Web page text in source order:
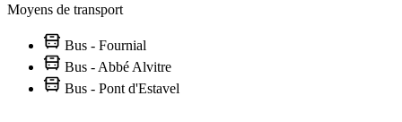
Moyens de transport
Bus - Fournial
Bus - Abbé Alvitre
Bus - Pont d'Estavel